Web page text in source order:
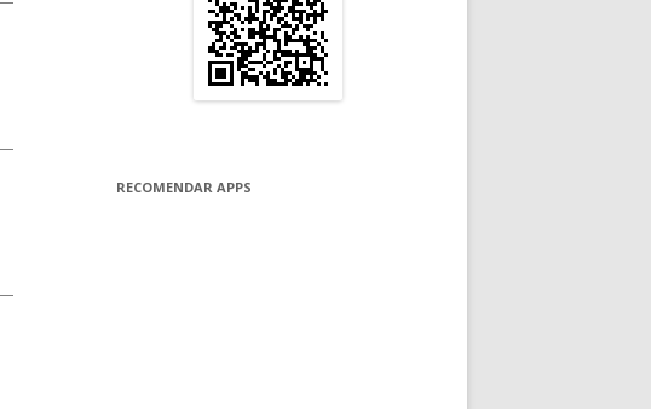
RECOMENDAR APPS